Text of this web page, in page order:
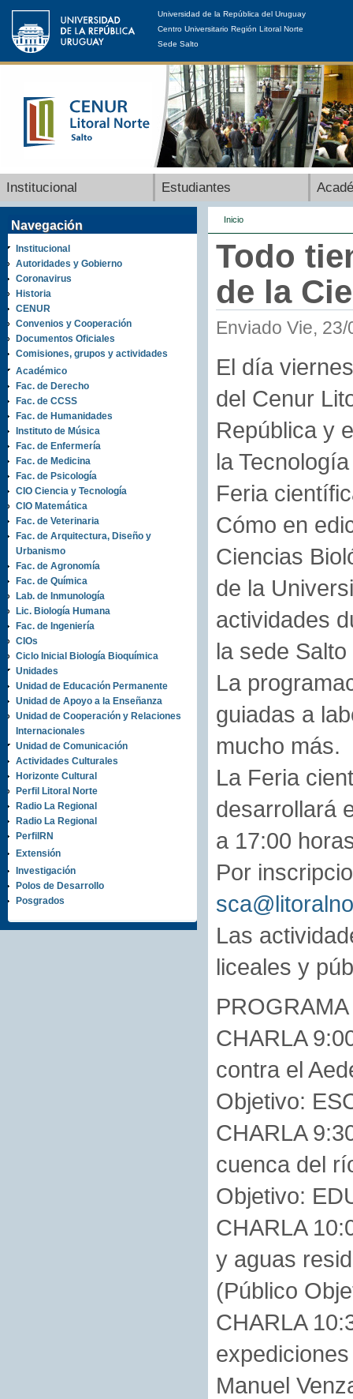
Universidad de la República del Uruguay
Centro Universitario Región Litoral Norte
Sede Salto
Institucional Estudiantes
Navegación
Institucional
Autoridades y Gobierno
Coronavirus
Historia
CENUR
Convenios y Cooperación
Documentos Oficiales
Comisiones, grupos y actividades
Académico
Fac. de Derecho
Fac. de CCSS
Fac. de Humanidades
Instituto de Música
Fac. de Enfermería
Fac. de Medicina
Fac. de Psicología
CIO Ciencia y Tecnología
CIO Matemática
Fac. de Veterinaria
Fac. de Arquitectura, Diseño y
Urbanismo
Fac. de Agronomía
Fac. de Química
Lab. de Inmunología
Lic. Biología Humana
Fac. de Ingeniería
CIOs
Ciclo Inicial Biología Bioquímica
Unidades
Unidad de Educación Permanente
Unidad de Apoyo a la Enseñanza
Unidad de Cooperación y Relaciones
Internacionales
Unidad de Comunicación
Actividades Culturales
Horizonte Cultural
Perfil Litoral Norte
Radio La Regional
Radio La Regional
PerfilRN
Extensión
Investigación
Polos de Desarrollo
Posgrados
Inicio
Todo
de la
Enviado Vie,
El día
del Cenur
República y
la
Feria
Cómo en
Ciencias
de la
actividades
la sede Salto
La
guiadas a
mucho más.
La Feria
desarrollará
a 17:00
Por
Las
liceales y
CHARLA
contra el
Objetivo:
CHARLA
cuenca del
Objetivo:
CHARLA
y aguas
(Público
CHARLA
Manuel